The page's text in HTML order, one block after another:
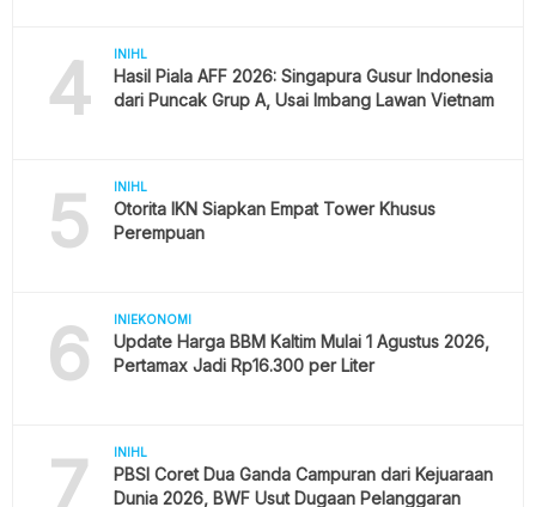
4 INIHL
Hasil Piala AFF 2026: Singapura Gusur Indonesia
dari Puncak Grup A, Usai Imbang Lawan Vietnam
5 INIHL
Otorita IKN Siapkan Empat Tower Khusus
Perempuan
6 INIEKONOMI
Update Harga BBM Kaltim Mulai 1 Agustus 2026,
Pertamax Jadi Rp16.300 per Liter
7 INIHL
PBSI Coret Dua Ganda Campuran dari Kejuaraan
Dunia 2026, BWF Usut Dugaan Pelanggaran